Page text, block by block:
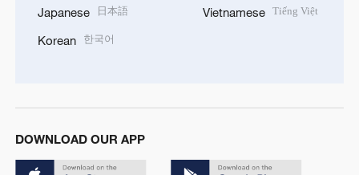
Japanese 日本語
Korean 한국어
Vietnamese Tiếng Việt
DOWNLOAD OUR APP